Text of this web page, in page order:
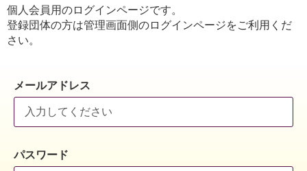
個人会員用のログインページです。
登録団体の方は管理画面側のログインページをご利用くだ
さい。
メールアドレス
パスワード